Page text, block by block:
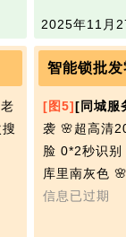
2025年11月
智能锁批发
[图5][同城服
袭 🌸超高清
脸 0*2秒识
库里南灰色
信息已过期